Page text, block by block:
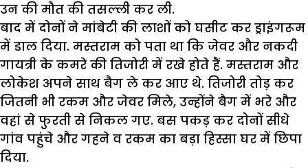
उन की मौत की तसल्ली कर ली.
बाद में दोनों ने मांबेटी की लाशों को घसीट कर ड्राइंगरूम
में डाल दिया. मस्तराम को पता था कि जेवर और नकदी
गायत्री के कमरे की तिजोरी में रखे होते हैं. मस्तराम और
लोकेश अपने साथ बैग ले कर आए थे. तिजोरी तोड़ कर
जितनी भी रकम और जेवर मिले, उन्होंने बैग में भरे और
वहां से फुरती से निकल गए. बस पकड़ कर दोनों सीधे
गांव पहुंचे और गहने व रकम का बड़ा हिस्सा घर में छिपा
दिया.